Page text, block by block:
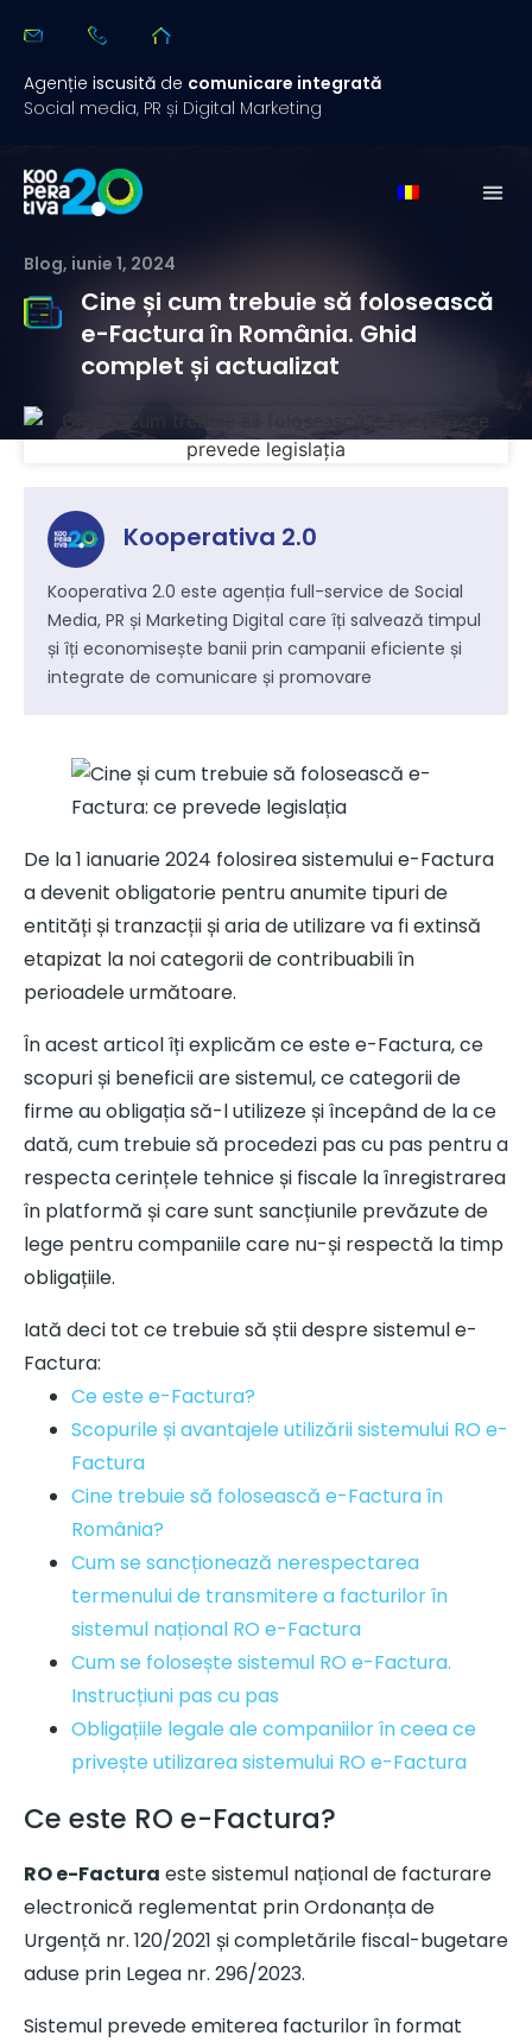
Agenție iscusită de comunicare integrată
Social media, PR și Digital Marketing
Blog, iunie 1, 2024
Cine și cum trebuie să folosească
e-Factura în România. Ghid
complet și actualizat
Kooperativa 2.0
Kooperativa 2.0 este agenția full-service de Social
Media, PR și Marketing Digital care îți salvează timpul
și îți economisește banii prin campanii eficiente și
integrate de comunicare și promovare
De la 1 ianuarie 2024 folosirea sistemului e-Factura
a devenit obligatorie pentru anumite tipuri de
entități și tranzacții și aria de utilizare va fi extinsă
etapizat la noi categorii de contribuabili în
perioadele următoare.
În acest articol îți explicăm ce este e-Factura, ce
scopuri și beneficii are sistemul, ce categorii de
firme au obligația să-l utilizeze și începând de la ce
dată, cum trebuie să procedezi pas cu pas pentru a
respecta cerințele tehnice și fiscale la înregistrarea
în platformă și care sunt sancțiunile prevăzute de
lege pentru companiile care nu-și respectă la timp
obligațiile.
Iată deci tot ce trebuie să știi despre sistemul e-
Factura:
Ce este e-Factura?
Scopurile și avantajele utilizării sistemului RO e-
Factura
Cine trebuie să folosească e-Factura în
România?
Cum se sancționează nerespectarea
termenului de transmitere a facturilor în
sistemul național RO e-Factura
Cum se folosește sistemul RO e-Factura.
Instrucțiuni pas cu pas
Obligațiile legale ale companiilor în ceea ce
privește utilizarea sistemului RO e-Factura
Ce este RO e-Factura?
RO e-Factura este sistemul național de facturare
electronică reglementat prin Ordonanța de
Urgență nr. 120/2021 și completările fiscal-bugetare
aduse prin Legea nr. 296/2023.
Sistemul prevede emiterea facturilor în format